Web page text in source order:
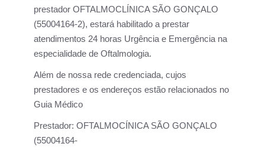
prestador OFTALMOCLÍNICA SÃO GONÇALO
(55004164-2), estará habilitado a prestar
atendimentos 24 horas Urgência e Emergência na
especialidade de Oftalmologia.
Além de nossa rede credenciada, cujos
prestadores e os endereços estão relacionados no
Guia Médico
Prestador: OFTALMOCÍNICA SÃO GONÇALO
(55004164-